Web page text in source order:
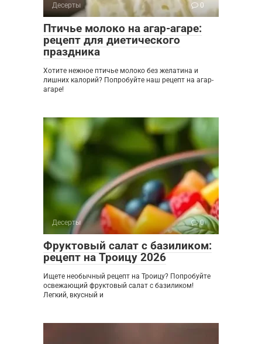
Десерты 0
Птичье молоко на агар-агаре:
рецепт для диетического
праздника
Хотите нежное птичье молоко без желатина и
лишних калорий? Попробуйте наш рецепт на агар-
агаре!
Десерты 0
Фруктовый салат с базиликом:
рецепт на Троицу 2026
Ищете необычный рецепт на Троицу? Попробуйте
освежающий фруктовый салат с базиликом!
Легкий, вкусный и